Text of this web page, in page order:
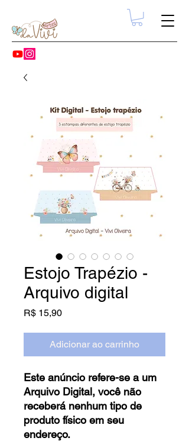
Estojo Trapézio -
Arquivo digital
R$ 15,90Preço
Adicionar ao carrinho
Este anúncio refere-se a um
Arquivo Digital, você não
receberá nenhum tipo de
produto físico em seu
endereço.